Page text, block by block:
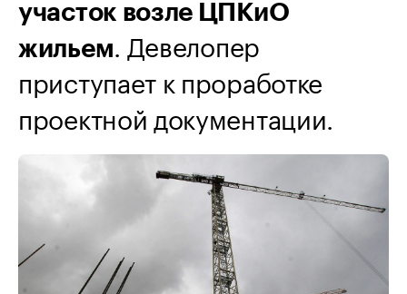
участок возле ЦПКиО
жильем. ​Девелопер
приступает к проработке
проектной документации.